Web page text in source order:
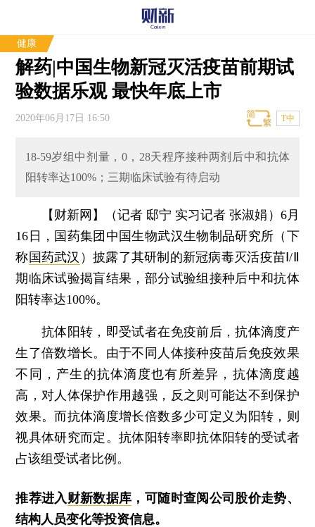
健康
解药|中国生物新冠灭活疫苗前期试
验数据乐观 最快年底上市
2020年06月17日 16:50 T中
18-59岁组中剂量，0，28天程序接种两剂后中和抗体
阳转率达100%；三期临床试验有待启动
【财新网】（记者 邸宁 实习记者 张淑娟） 6月
16日，国药集团中国生物武汉生物制品研究所（下
称国药武汉 ）披露了其研制的新冠病毒灭活疫苗Ⅰ/Ⅱ
期临床试验揭盲结果，部分试验组接种后中和抗体
阳转率达100%。
抗体阳转，即受试者在免疫前后，抗体滴度产
生了倍数增长。由于不同人体接种疫苗后免疫效果
不同，产生的抗体滴度也有所差异，抗体滴度越
高，对人体保护作用越强，反之则可能达不到保护
效果。而抗体滴度增长倍数多少可定义为阳转，则
视具体研究而定。抗体阳转率即抗体阳转的受试者
占该组受试者比例。
推荐进入 财新数据库 ，可随时查阅公司股价走势、
结构人员变化等投资信息。